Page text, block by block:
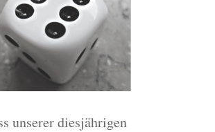
unserer diesjährigen